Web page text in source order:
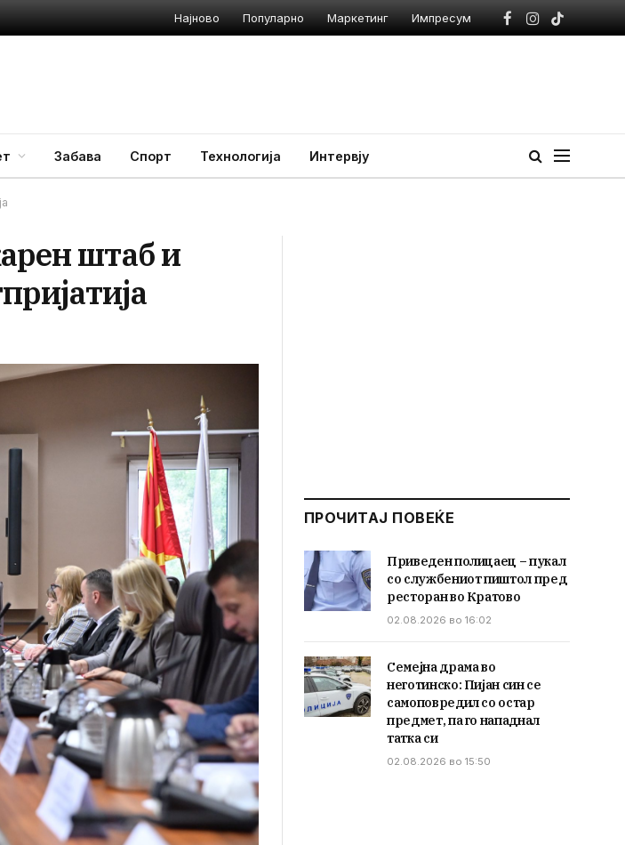
Најново Популарно Маркетинг Импресум
Facebook
Instagram
TikTok
Забава Спорт Технологија Интервју
штаб и
ПРОЧИТАЈ ПОВЕЌЕ
Приведен полицаец – пукал
со службениот пиштол пред
ресторан во Кратово
02.08.2026 во 16:02
Семејна драма во
неготинско: Пијан син се
самоповредил со остар
предмет, па го нападнал
татка си
02.08.2026 во 15:50